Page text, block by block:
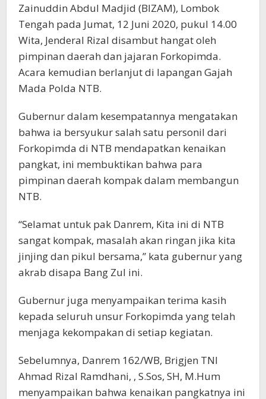
Zainuddin Abdul Madjid (BIZAM), Lombok
Tengah pada Jumat, 12 Juni 2020, pukul 14.00
Wita, Jenderal Rizal disambut hangat oleh
pimpinan daerah dan jajaran Forkopimda.
Acara kemudian berlanjut di lapangan Gajah
Mada Polda NTB.
Gubernur dalam kesempatannya mengatakan
bahwa ia bersyukur salah satu personil dari
Forkopimda di NTB mendapatkan kenaikan
pangkat, ini membuktikan bahwa para
pimpinan daerah kompak dalam membangun
NTB.
“Selamat untuk pak Danrem, Kita ini di NTB
sangat kompak, masalah akan ringan jika kita
jinjing dan pikul bersama,” kata gubernur yang
akrab disapa Bang Zul ini.
Gubernur juga menyampaikan terima kasih
kepada seluruh unsur Forkopimda yang telah
menjaga kekompakan di setiap kegiatan.
Sebelumnya, Danrem 162/WB, Brigjen TNI
Ahmad Rizal Ramdhani, , S.Sos, SH, M.Hum
menyampaikan bahwa kenaikan pangkatnya ini